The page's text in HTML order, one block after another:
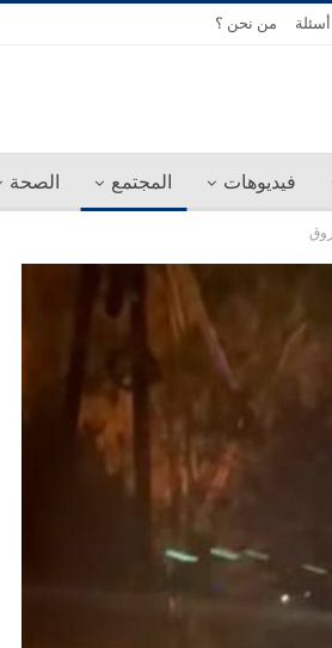
أسئلة من نحن ؟
فيديوهات المجتمع الصحة